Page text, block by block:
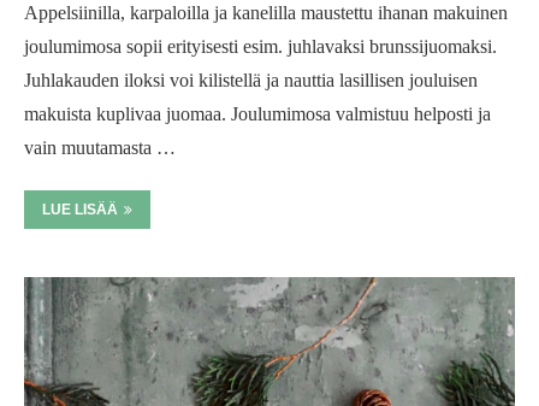
Appelsiinilla, karpaloilla ja kanelilla maustettu ihanan makuinen
joulumimosa sopii erityisesti esim. juhlavaksi brunssijuomaksi.
Juhlakauden iloksi voi kilistellä ja nauttia lasillisen jouluisen
makuista kuplivaa juomaa. Joulumimosa valmistuu helposti ja
vain muutamasta …
LUE LISÄÄ